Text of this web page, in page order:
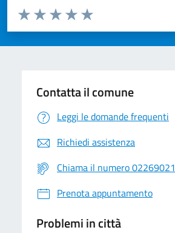
Valuta da 1 a 5 stelle la pagina
Valuta 5 stelle su 5
Valuta 4 stelle su 5
Valuta 3 stelle su 5
Valuta 2 stelle su 5
Valuta 1 stelle su 5
Contatta il comune
Leggi le domande frequenti
Richiedi assistenza
Chiama il numero 02269021
Prenota appuntamento
Problemi in città